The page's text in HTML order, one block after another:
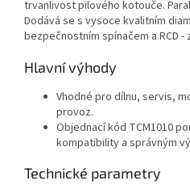
trvanlivost pilového kotouče.
Dodává se s vysoce kvalitním
bezpečnostním spínačem a RCD -
Hlavní výhody
Vhodné pro dílnu, servis,
provoz.
Objednací kód TCM1010
kompatibility a správným
Technické parametry